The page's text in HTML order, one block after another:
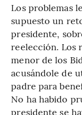
Los problemas
supuesto un
presidente,
reelección. Los
menor de los
acusándole de
padre para
No ha habido
presidente se